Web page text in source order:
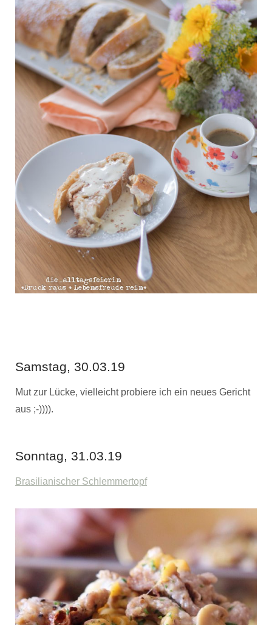
Samstag, 30.03.19
Mut zur Lücke, vielleicht probiere ich ein neues Gericht
aus ;-)))).
Sonntag, 31.03.19
Brasilianischer Schlemmertopf